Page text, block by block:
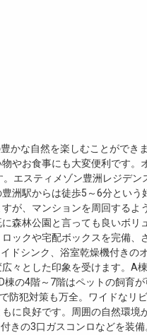
かな自然を楽しむことができ
やお食事にも大変便利です。
エスティメゾン豊洲レジデン
洲駅からは徒歩5～6分という
が、マンションを周回するよ
森林公園と言っても良いボリ
ックや宅配ボックスを完備、
ドシンク、浴室乾燥機付きの
々とした印象を受けます。A
の4階～7階はペットの飼育
防犯対策も万全。ワイドなリ
に良好です。周囲の自然環境
きの3口ガスコンロなどを装